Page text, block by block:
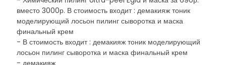
вместо 3000р. В стоимость входит : демакияж тоник
моделирующий лосьон пилинг сыворотка и маска
финальный крем
- В стоимость входит : демакияж тоник моделирующий
лосьон пилинг сыворотка и маска финальный крем
- демакияж